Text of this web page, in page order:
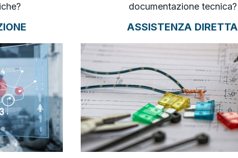
documentazione tecnica?
ASSISTENZA DIRETTA